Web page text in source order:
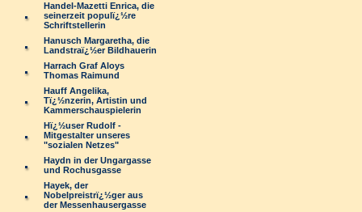
Handel-Mazetti Enrica, die
seinerzeit populï¿½re
Schriftstellerin
Hanusch Margaretha, die
Landstraï¿½er Bildhauerin
Harrach Graf Aloys
Thomas Raimund
Hauff Angelika,
Tï¿½nzerin, Artistin und
Kammerschauspielerin
Hï¿½user Rudolf -
Mitgestalter unseres
"sozialen Netzes"
Haydn in der Ungargasse
und Rochusgasse
Hayek, der
Nobelpreistrï¿½ger aus
der Messenhausergasse